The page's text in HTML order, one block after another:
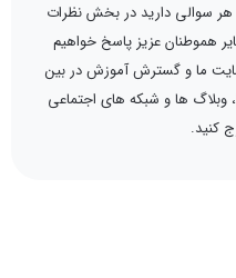
سوالی دارید در بخش نظرات
هموطنان عزیز پاسخ خواهیم
ما و گسترش آموزش در بین
وبلاگ ها و شبکه های اجتماعی
کنید.